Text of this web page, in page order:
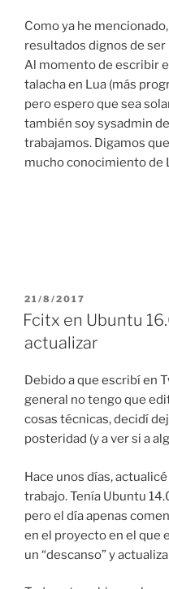
Como ya he
resultados dignos de ser
Al momento de escribir
talacha en Lua (más
pero espero que sea
también soy sysadmin
trabajamos. Digamos
mucho conocimiento de
POSTED
ON
21/8/2017
Fcitx en Ubuntu
actualizar
Debido a que escribí en
general no tengo que
cosas técnicas, decidí
posteridad (y a ver si a
Hace unos días,
trabajo. Tenía Ubuntu
pero el día apenas
en el proyecto en el que
un “descanso” y